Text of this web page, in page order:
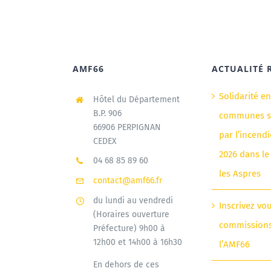
AMF66
Hôtel du Département
B.P. 906
66906 PERPIGNAN
CEDEX
04 68 85 89 60
contact@amf66.fr
du lundi au vendredi
(Horaires ouverture
Préfecture) 9h00 à
12h00 et 14h00 à 16h30
En dehors de ces
ACTUALITÉ
Solidarité
communes
par
2026 dans
les Aspres
Inscrivez
l’AMF66